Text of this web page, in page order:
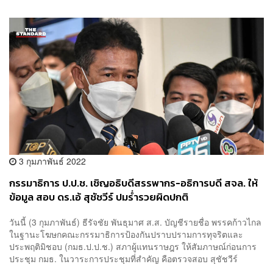
3 กุมภาพันธ์ 2022
กรรมาธิการ ป.ป.ช. เชิญอธิบดีสรรพากร-อธิการบดี สจล. ให้
ข้อมูล สอบ ดร.เอ้ สุชัชวีร์ ปมร่ำรวยผิดปกติ
วันนี้ (3 กุมภาพันธ์) ธีรัจชัย พันธุมาศ ส.ส. บัญชีรายชื่อ พรรคก้าวไกล
ในฐานะโฆษกคณะกรรมาธิการป้องกันปราบปรามการทุจริตและ
ประพฤติมิชอบ (กมธ.ป.ป.ช.) สภาผู้แทนราษฎร ให้สัมภาษณ์ก่อนการ
ประชุม กมธ. ในวาระการประชุมที่สำคัญ คือตรวจสอบ สุชัชวีร์